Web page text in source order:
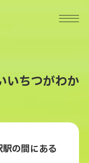
いちつがわか
の間にある